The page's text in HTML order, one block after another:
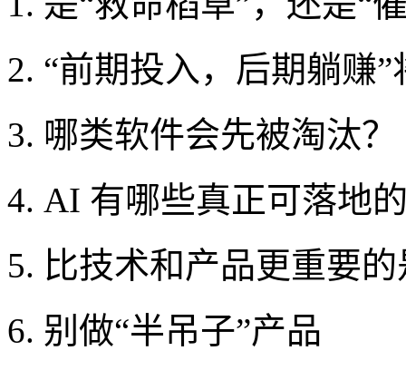
2. “前期投入，后期躺赚
3. 哪类软件会先被淘汰？
4. AI 有哪些真正可落地
5. 比技术和产品更重要
6. 别做“半吊子”产品